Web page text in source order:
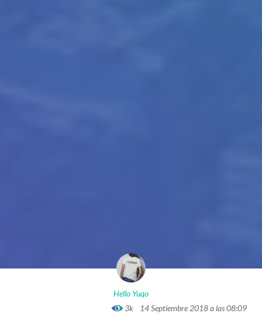
Hello Yuqo
3k
14 Septiembre 2018 a las 08:09